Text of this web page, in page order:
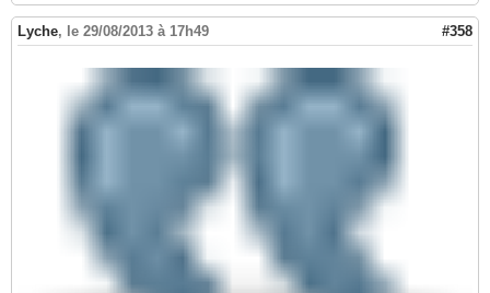
Lyche, le 29/08/2013 à 17h49 #358